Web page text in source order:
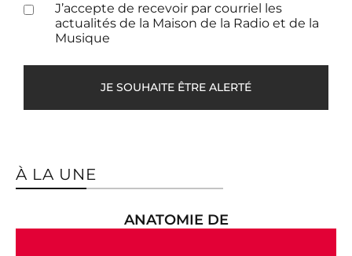
J’accepte de recevoir par courriel les
actualités de la Maison de la Radio et de la
Musique
JE SOUHAITE ÊTRE ALERTÉ
À LA UNE
ANATOMIE DE